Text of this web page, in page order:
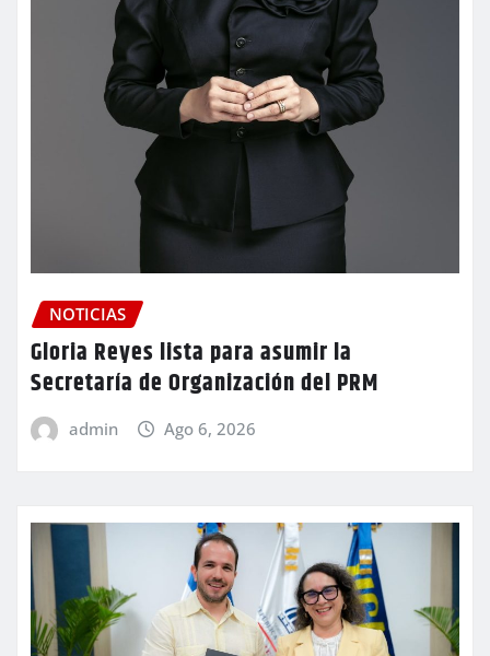
NOTICIAS
Gloria Reyes lista para asumir la
Secretaría de Organización del PRM
admin Ago 6, 2026